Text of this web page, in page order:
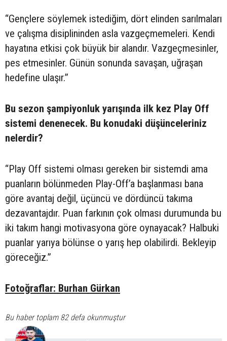
“Gençlere söylemek istediğim, dört elinden sarılmaları
ve çalışma disiplininden asla vazgeçmemeleri. Kendi
hayatına etkisi çok büyük bir alandır. Vazgeçmesinler,
pes etmesinler. Günün sonunda savaşan, uğraşan
hedefine ulaşır.”
Bu sezon şampiyonluk yarışında ilk kez Play Off
sistemi denenecek. Bu konudaki düşünceleriniz
nelerdir?
“Play Off sistemi olması gereken bir sistemdi ama
puanların bölünmeden Play-Off’a başlanması bana
göre avantaj değil, üçüncü ve dördüncü takıma
dezavantajdır. Puan farkının çok olması durumunda bu
iki takım hangi motivasyona göre oynayacak? Halbuki
puanlar yarıya bölünse o yarış hep olabilirdi. Bekleyip
göreceğiz.”
Fotoğraflar: Burhan Gürkan
Bu haber toplam 82 defa okunmuştur